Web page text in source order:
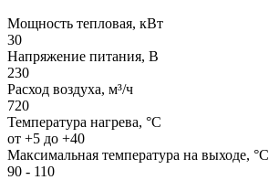
Мощность тепловая, кВт
30
Напряжение питания, В
230
Расход воздуха, м³/ч
720
Температура нагрева, °С
от +5 до +40
Максимальная температура на выходе, °С
90 - 110